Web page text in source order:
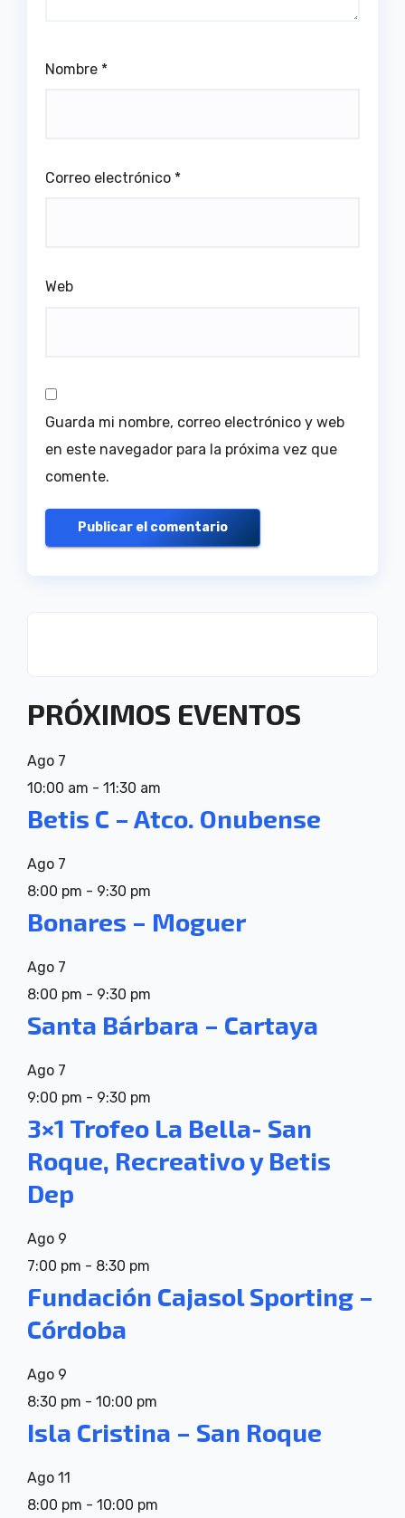
Nombre *
Correo electrónico *
Web
Guarda mi nombre, correo electrónico y web
en este navegador para la próxima vez que
comente.
PRÓXIMOS EVENTOS
Ago 7
10:00 am - 11:30 am
Betis C – Atco. Onubense
Ago 7
8:00 pm - 9:30 pm
Bonares – Moguer
Ago 7
8:00 pm - 9:30 pm
Santa Bárbara – Cartaya
Ago 7
9:00 pm - 9:30 pm
3×1 Trofeo La Bella- San
Roque, Recreativo y Betis
Dep
Ago 9
7:00 pm - 8:30 pm
Fundación Cajasol Sporting –
Córdoba
Ago 9
8:30 pm - 10:00 pm
Isla Cristina – San Roque
Ago 11
8:00 pm - 10:00 pm